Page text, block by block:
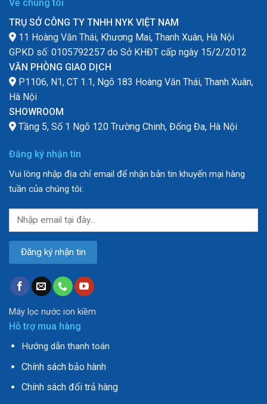
Về chúng tôi
TRỤ SỞ CÔNG TY TNHH NYK VIỆT NAM
11 Hoàng Văn Thái, Khương Mai, Thanh Xuân, Hà Nội
GPKD số: 0105792257 do Sở KHĐT cấp ngày 15/2/2012
VĂN PHÒNG GIAO DỊCH
P1106, N1, CT 1.1, Ngõ 183 Hoàng Văn Thái, Thanh Xuân,
Hà Nội
SHOWROOM
Tầng 5, Số 1 Ngõ 120 Trường Chinh, Đống Đa, Hà Nội
Đăng ký nhận tin
Vui lòng nhập địa chỉ email để nhận bản tin khuyến mại hàng
tuần của chúng tôi:
Máy lọc nước ion kiềm
Hỗ trợ mua hàng
Hướng dẫn thanh toán
Chính sách bảo hành
Chính sách đổi trả hàng